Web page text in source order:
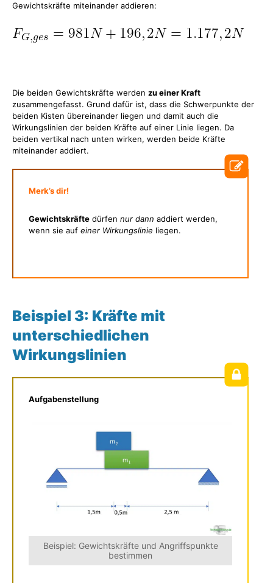
Gewichtskräfte miteinander addieren:
Die beiden Gewichtskräfte werden zu einer Kraft
zusammengefasst. Grund dafür ist, dass die Schwerpunkte der
beiden Kisten übereinander liegen und damit auch die
Wirkungslinien der beiden Kräfte auf einer Linie liegen. Da
beiden vertikal nach unten wirken, werden beide Kräfte
miteinander addiert.
Merk’s dir!
Gewichtskräfte dürfen nur dann addiert werden,
wenn sie auf einer Wirkungslinie liegen.
Beispiel 3: Kräfte mit
unterschiedlichen
Wirkungslinien
Aufgabenstellung
Beispiel: Gewichtskräfte und Angriffspunkte
bestimmen